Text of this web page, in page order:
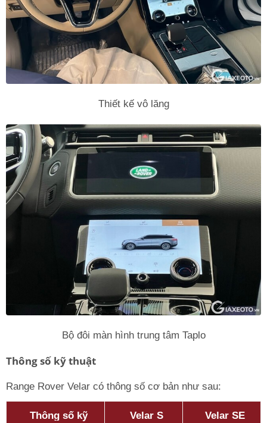
Thiết kế vô lăng
Bộ đôi màn hình trung tâm Taplo
Thông số kỹ thuật
Range Rover Velar có thông số cơ bản như sau:
Thông số kỹ
Velar S
Velar SE